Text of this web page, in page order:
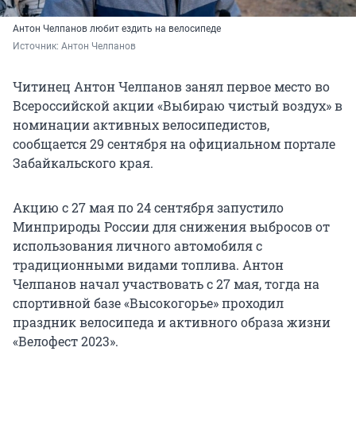
Антон Челпанов любит ездить на велосипеде
Источник: Антон Челпанов
Читинец Антон Челпанов занял первое место во
Всероссийской акции «Выбираю чистый воздух» в
номинации активных велосипедистов,
сообщается 29 сентября на официальном портале
Забайкальского края.
Акцию с 27 мая по 24 сентября запустило
Минприроды России для снижения выбросов от
использования личного автомобиля с
традиционными видами топлива. Антон
Челпанов начал участвовать с 27 мая, тогда на
спортивной базе «Высокогорье» проходил
праздник велосипеда и активного образа жизни
«Велофест 2023».